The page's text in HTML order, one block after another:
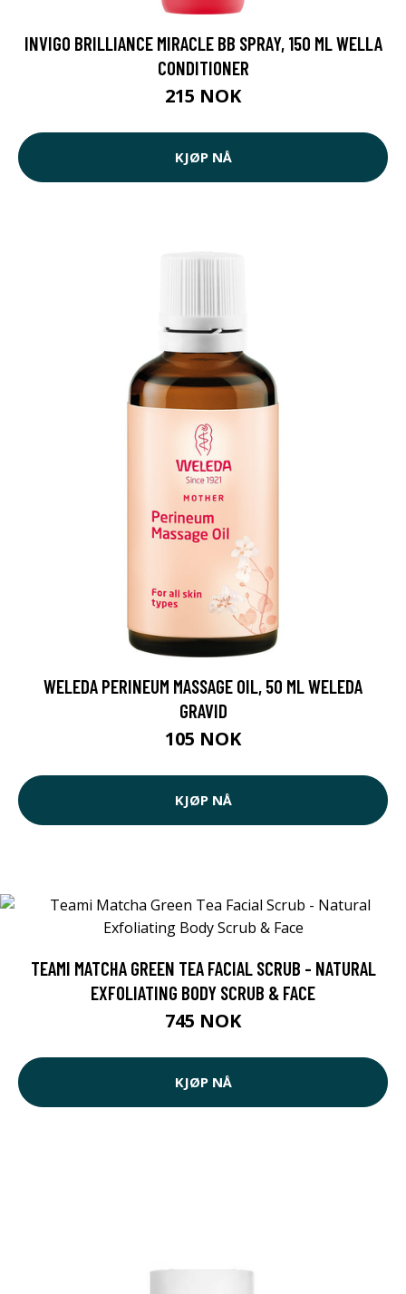
INVIGO BRILLIANCE MIRACLE BB SPRAY, 150 ML WELLA
CONDITIONER
215 NOK
KJØP NÅ
WELEDA PERINEUM MASSAGE OIL, 50 ML WELEDA
GRAVID
105 NOK
KJØP NÅ
TEAMI MATCHA GREEN TEA FACIAL SCRUB - NATURAL
EXFOLIATING BODY SCRUB & FACE
745 NOK
KJØP NÅ